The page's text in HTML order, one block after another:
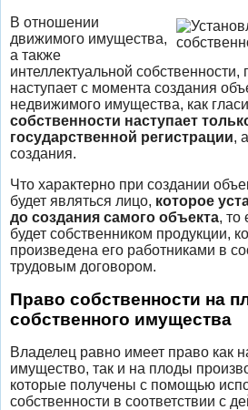
В отношении
движимого имущества,
а также
интеллектуальной
наступает с момента создания
недвижимого имущества, как
собственности наступает
государственной регистрации,
создания.
Что характерно при создании
будет являться лицо, которое
до создания самого объекта, то
будет собственником продукции,
произведена его работниками в
трудовым договором.
Право собственности на
собственного имущества
Владелец равно имеет право как
имущество, так и на плоды
которые получены с помощью
собственности в соответствии с